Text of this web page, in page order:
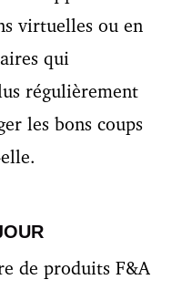
virtuelles ou en
qui
régulièrement
les bons coups
de produits F&A